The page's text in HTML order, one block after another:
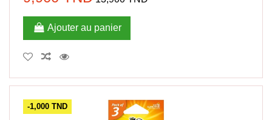
Ajouter au panier
-1,000 TND